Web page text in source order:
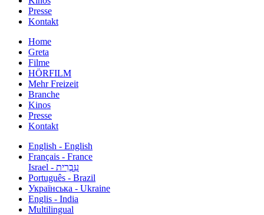
Presse
Kontakt
Home
Greta
Filme
HÖRFILM
Mehr Freizeit
Branche
Kinos
Presse
Kontakt
English - English
Français - France
עִבְרִית - Israel
Português - Brazil
Українська - Ukraine
Englis - India
Multilingual